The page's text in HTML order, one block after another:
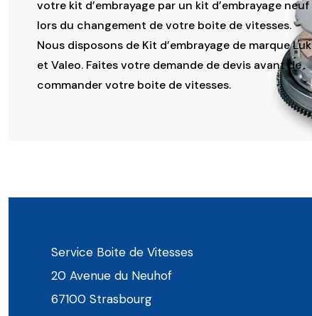
votre kit d’embrayage par un kit d’embrayage neuf
lors du changement de votre boite de vitesses.
Nous disposons de Kit d’embrayage de marque Luk
et Valeo. Faites votre demande de devis avant de
commander votre boite de vitesses.
Service Boite de Vitesses
20 Avenue du Neuhof
67100 Strasbourg